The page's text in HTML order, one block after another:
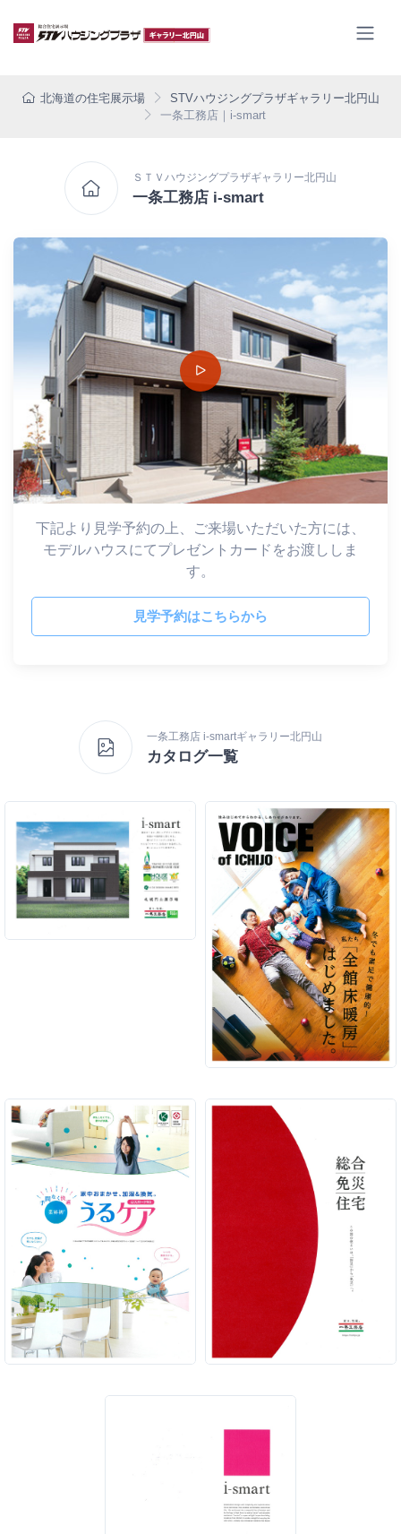
北海道の住宅展示場
STVハウジングプラザギャラリー北円山
一条工務店｜i-smart
ＳＴＶハウジングプラザギャラリー北円山
一条工務店 i-smart
下記より見学予約の上、ご来場いただいた方には、
モデルハウスにてプレゼントカードをお渡ししま
す。
見学予約はこちらから
一条工務店 i-smartギャラリー北円山
カタログ一覧